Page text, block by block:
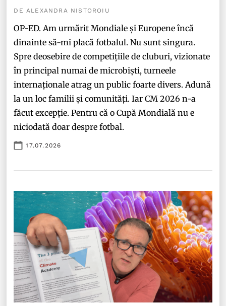
DE ALEXANDRA NISTOROIU
OP-ED. Am urmărit Mondiale și Europene încă
dinainte să-mi placă fotbalul. Nu sunt singura.
Spre deosebire de competițiile de cluburi, vizionate
în principal numai de microbiști, turneele
internaționale atrag un public foarte divers. Adună
la un loc familii și comunități. Iar CM 2026 n-a
făcut excepție. Pentru că o Cupă Mondială nu e
niciodată doar despre fotbal.
17.07.2026